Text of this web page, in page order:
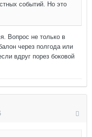
событий. Но это
Вопрос не только в
через полгода или
вдруг порез боковой